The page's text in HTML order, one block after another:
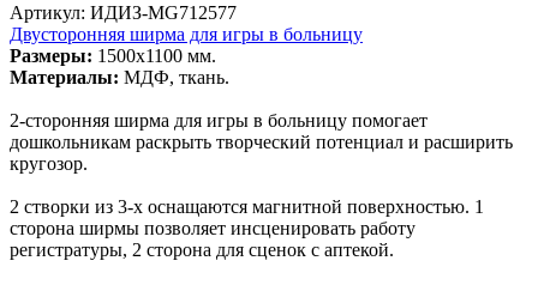
Артикул: ИДИЗ-MG712577
Двусторонняя ширма для игры в больницу
Размеры: 1500х1100 мм.
Материалы: МДФ, ткань.
2-сторонняя ширма для игры в больницу помогает
дошкольникам раскрыть творческий потенциал и расширить
кругозор.
2 створки из 3-х оснащаются магнитной поверхностью. 1
сторона ширмы позволяет инсценировать работу
регистратуры, 2 сторона для сценок с аптекой.